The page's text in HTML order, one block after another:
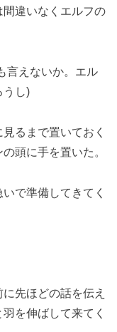
違いなくエルフの
言えないか。エル
うし)
るまで置いておく
頭に手を置いた。
で準備してきてく
先ほどの話を伝え
を伸ばして来てく